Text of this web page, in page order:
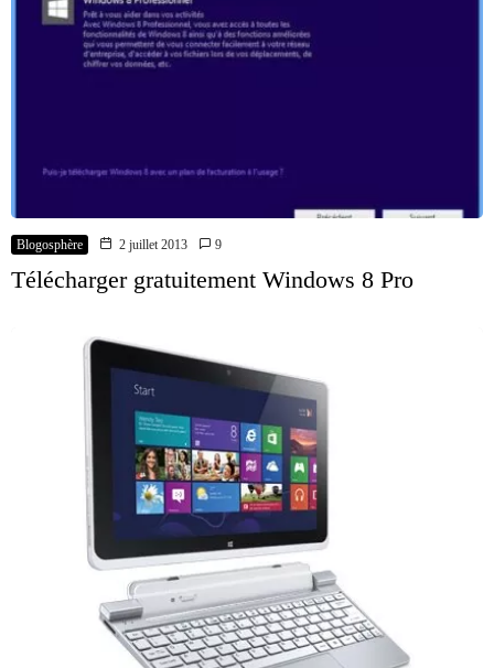
Blogosphère 2 juillet 2013 9
Télécharger gratuitement Windows 8 Pro